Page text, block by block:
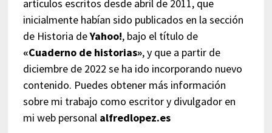
artículos escritos desde abril de 2011, que
inicialmente habían sido publicados en la sección
de Historia deYahoo!, bajo el título de
«Cuaderno de historias», y que a partir de
diciembre de 2022 se ha ido incorporando nuevo
contenido. Puedes obtener más información
sobre mi trabajo como escritor y divulgador en
mi web personal alfredlopez.es